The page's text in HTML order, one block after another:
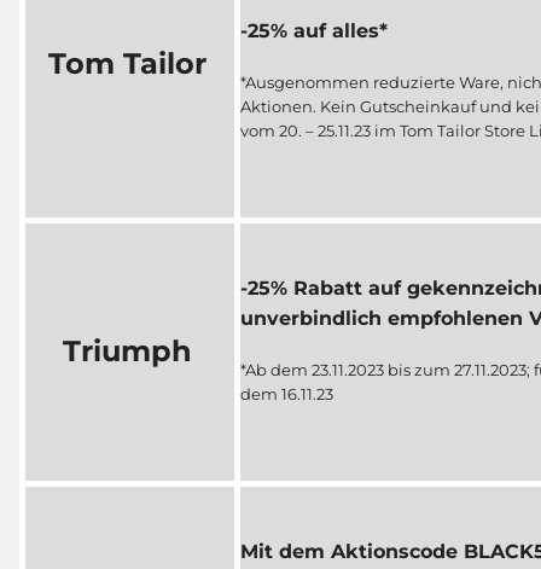
Tom Tailor
-25% auf alles*
*Ausgenommen reduzierte Ware,
Aktionen. Kein Gutscheinkauf und
vom 20. – 25.11.23 im Tom Tailor Store
Triumph
-25% Rabatt auf
unverbindlich empfohlenen
*Ab dem 23.11.2023 bis zum
dem 16.11.23
Mit dem Aktionscode